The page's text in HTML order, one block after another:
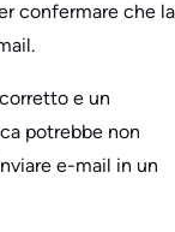
confermare che la
e un
potrebbe non
e-mail in un